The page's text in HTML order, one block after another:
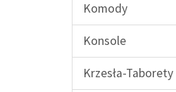
Komody
Konsole
Krzesła-Taborety